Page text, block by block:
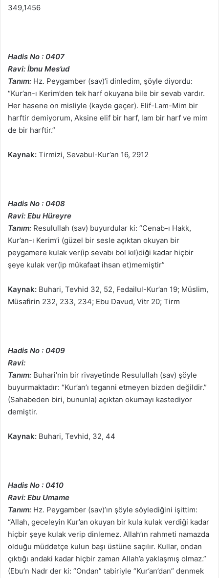
349,1456
Hadis No : 0407
Ravi: İbnu Mes’ud
Tanım: Hz. Peygamber (sav)’i dinledim, şöyle diyordu:
“Kur’an-ı Kerim’den tek harf okuyana bile bir sevab vardır.
Her hasene on misliyle (kayde geçer). Elif-Lam-Mim bir
harftir demiyorum, Aksine elif bir harf, lam bir harf ve mim
de bir harftir.”
Kaynak: Tirmizi, Sevabul-Kur’an 16, 2912
Hadis No : 0408
Ravi: Ebu Hüreyre
Tanım: Resulullah (sav) buyurdular ki: “Cenab-ı Hakk,
Kur’an-ı Kerim’i (güzel bir sesle açıktan okuyan bir
peygamere kulak ver(ip sevabı bol kıl)diği kadar hiçbir
şeye kulak ver(ip mükafaat ihsan et)memiştir”
Kaynak: Buhari, Tevhid 32, 52, Fedailul-Kur’an 19; Müslim,
Müsafirin 232, 233, 234; Ebu Davud, Vitr 20; Tirm
Hadis No : 0409
Ravi:
Tanım: Buhari’nin bir rivayetinde Resulullah (sav) şöyle
buyurmaktadır: “Kur’an’ı teganni etmeyen bizden değildir.”
(Sahabeden biri, bununla) açıktan okumayı kastediyor
demiştir.
Kaynak: Buhari, Tevhid, 32, 44
Hadis No : 0410
Ravi: Ebu Umame
Tanım: Hz. Peygamber (sav)’ın şöyle söylediğini işittim:
“Allah, geceleyin Kur’an okuyan bir kula kulak verdiği kadar
hiçbir şeye kulak verip dinlemez. Allah’ın rahmeti namazda
olduğu müddetçe kulun başı üstüne saçılır. Kullar, ondan
çıktığı andaki kadar hiçbir zaman Allah’a yaklaşmış olmaz.”
(Ebu’n Nadr der ki: “Ondan” tabiriyle “Kur’an’dan” denmek